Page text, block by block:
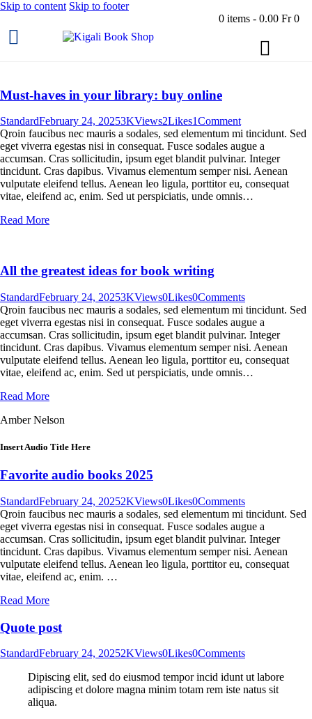
Skip to content Skip to footer
0 items - 0.00 Fr 0
Must-haves in your library: buy online
StandardFebruary 24, 20253KViews2Likes1Comment
Qroin faucibus nec mauris a sodales, sed elementum mi tincidunt. Sed
eget viverra egestas nisi in consequat. Fusce sodales augue a
accumsan. Cras sollicitudin, ipsum eget blandit pulvinar. Integer
tincidunt. Cras dapibus. Vivamus elementum semper nisi. Aenean
vulputate eleifend tellus. Aenean leo ligula, porttitor eu, consequat
vitae, eleifend ac, enim. Sed ut perspiciatis, unde omnis…
Read More
All the greatest ideas for book writing
StandardFebruary 24, 20253KViews0Likes0Comments
Qroin faucibus nec mauris a sodales, sed elementum mi tincidunt. Sed
eget viverra egestas nisi in consequat. Fusce sodales augue a
accumsan. Cras sollicitudin, ipsum eget blandit pulvinar. Integer
tincidunt. Cras dapibus. Vivamus elementum semper nisi. Aenean
vulputate eleifend tellus. Aenean leo ligula, porttitor eu, consequat
vitae, eleifend ac, enim. Sed ut perspiciatis, unde omnis…
Read More
Amber Nelson
Insert Audio Title Here
Favorite audio books 2025
StandardFebruary 24, 20252KViews0Likes0Comments
Qroin faucibus nec mauris a sodales, sed elementum mi tincidunt. Sed
eget viverra egestas nisi in consequat. Fusce sodales augue a
accumsan. Cras sollicitudin, ipsum eget blandit pulvinar. Integer
tincidunt. Cras dapibus. Vivamus elementum semper nisi. Aenean
vulputate eleifend tellus. Aenean leo ligula, porttitor eu, consequat
vitae, eleifend ac, enim. …
Read More
Quote post
StandardFebruary 24, 20252KViews0Likes0Comments
Dipiscing elit, sed do eiusmod tempor incid idunt ut labore
adipiscing et dolore magna minim totam rem iste natus sit
aliqua.